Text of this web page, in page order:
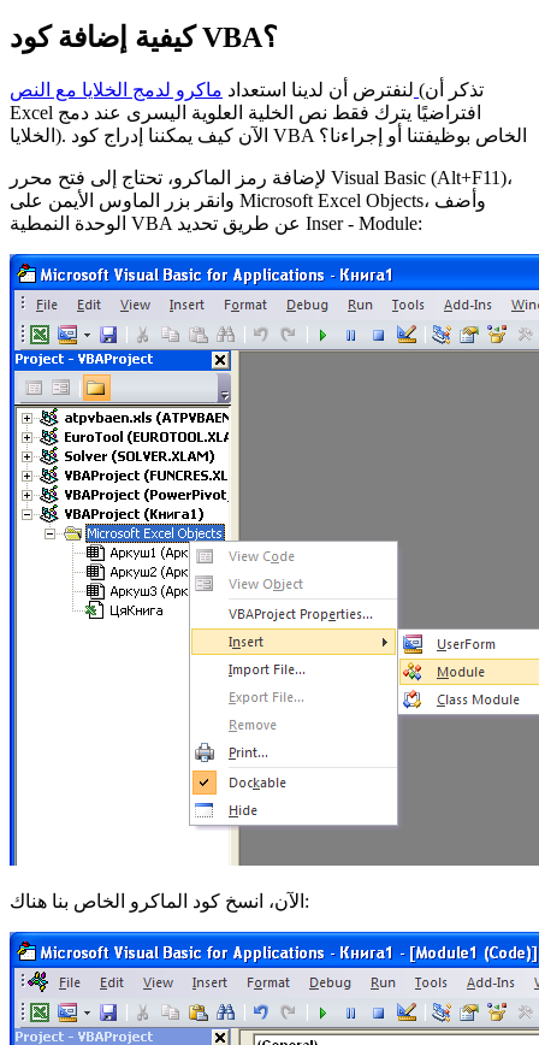
كيفية إضافة كود VBA؟
لنفترض أن لدينا استعداد (تذكر أن
Excel افتراضيًا يترك فقط نص الخلية العلوية اليسرى عند دمج
الخلايا). الآن كيف يمكننا إدراج كود VBA الخاص بوظيفتنا أو إجراءنا؟
لإضافة رمز الماكرو، تحتاج إلى فتح محرر Visual Basic (Alt+F11)،
وانقر بزر الماوس الأيمن على Microsoft Excel Objects، وأضف
الوحدة النمطية VBA عن طريق تحديد Inser - Module:
الآن، انسخ كود الماكرو الخاص بنا هناك: